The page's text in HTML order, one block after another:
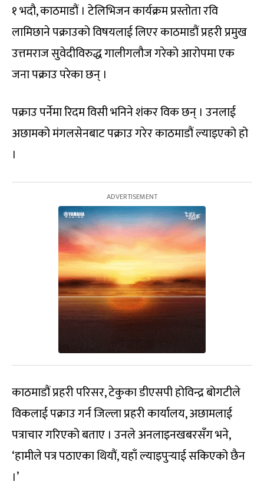
१ भदौ, काठमाडौं । टेलिभिजन कार्यक्रम प्रस्तोता रवि
लामिछाने पक्राउको विषयलाई लिएर काठमाडौं प्रहरी प्रमुख
उत्तमराज सुवेदीविरुद्ध गालीगलौज गरेको आरोपमा एक
जना पक्राउ परेका छन् ।
पक्राउ पर्नेमा रिदम विसी भनिने शंकर विक छन् । उनलाई
अछामको मंगलसेनबाट पक्राउ गरेर काठमाडौं ल्याइएको हो
।
काठमाडौं प्रहरी परिसर, टेकुका डीएसपी होविन्द्र बोगटीले
विकलाई पक्राउ गर्न जिल्ला प्रहरी कार्यालय, अछामलाई
पत्राचार गरिएको बताए । उनले अनलाइनखबरसँग भने,
‘हामीले पत्र पठाएका थियौं, यहाँ ल्याइपुर्‍‍याई सकिएको छैन
।’